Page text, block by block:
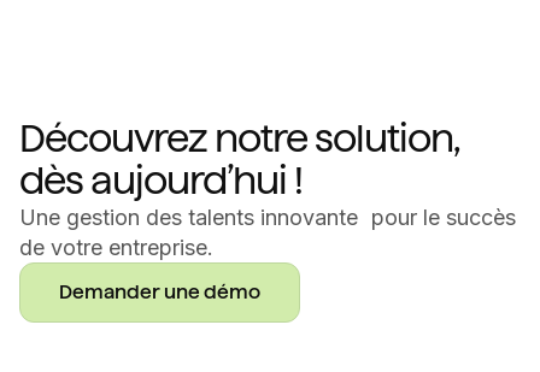
Découvrez notre solution,
dès aujourd’hui !
Une gestion des talents innovante pour le succès
de votre entreprise.
Demander une démo